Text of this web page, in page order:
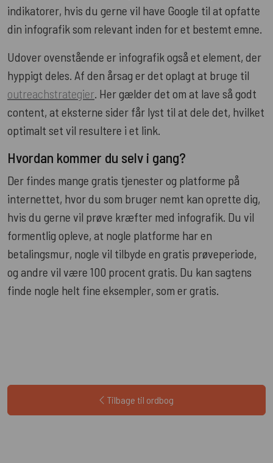
indikatorer, hvis du gerne vil have Google til at opfatte
din infografik som relevant inden for et bestemt emne.
Udover ovenstående er infografik også et element, der
hyppigt deles. Af den årsag er det oplagt at bruge til
outreachstrategier. Her gælder det om at lave så godt
content, at eksterne sider får lyst til at dele det, hvilket
optimalt set vil resultere i et link.
Hvordan kommer du selv i gang?
Der findes mange gratis tjenester og platforme på
internettet, hvor du som bruger nemt kan oprette dig,
hvis du gerne vil prøve kræfter med infografik. Du vil
formentlig opleve, at nogle platforme har en
betalingsmur, nogle vil tilbyde en gratis prøveperiode,
og andre vil være 100 procent gratis. Du kan sagtens
finde nogle helt fine eksempler, som er gratis.
Tilbage til ordbog